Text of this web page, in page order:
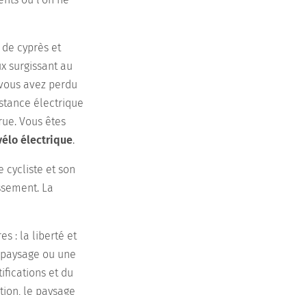
de cyprès et
surgissant au
avez perdu
électrique
Vous êtes
électrique.
cycliste et son
La
: la liberté et
ou une
et du
le paysage